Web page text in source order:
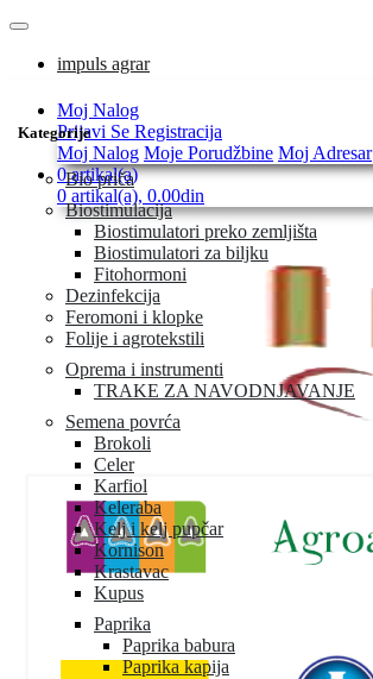
impuls agrar
Kategorije
Bio priča
Biostimulacija
Biostimulatori preko zemljišta
Biostimulatori za biljku
Fitohormoni
Dezinfekcija
Feromoni i klopke
Folije i agrotekstili
Oprema i instrumenti
TRAKE ZA NAVODNJAVANJE
Semena povrća
Brokoli
Celer
Karfiol
Keleraba
Kelj i kelj pupčar
Kornison
Krastavac
Kupus
Paprika
Paprika babura
Paprika kapija
Moj Nalog
Prijavi Se Registracija
Moj Nalog Moje Porudžbine Moj Adresar
0 artikal(a)
0 artikal(a), 0.00din